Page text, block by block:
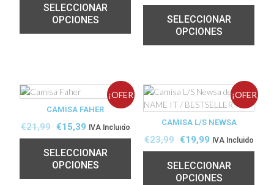
SELECCIONAR
OPCIONES
SELECCIONAR
OPCIONES
¡OFER
TA!
CAMISA FAHER
€21,99 €15,39 IVA Incluido
SELECCIONAR
OPCIONES
¡OFER
CAMISA L/S NEWSA
€23,99 €19,99 IVA Incluido
SELECCIONAR
OPCIONES